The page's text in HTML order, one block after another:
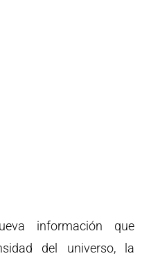
información que
del universo, la